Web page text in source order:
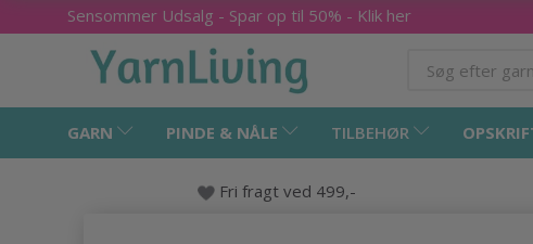
Sensommer Udsalg - Spar op til 50% - Klik her
GARN PINDE & NÅLE TILBEHØR
Fri fragt ved 499,-